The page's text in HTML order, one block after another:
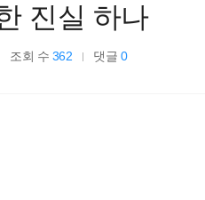
진실 하나
조회 수 362 댓글 0